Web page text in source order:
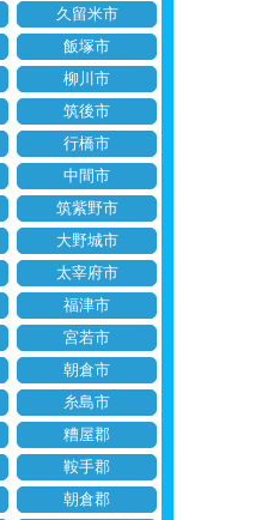
久留米市
飯塚市
柳川市
筑後市
行橋市
中間市
筑紫野市
大野城市
太宰府市
福津市
宮若市
朝倉市
糸島市
糟屋郡
鞍手郡
朝倉郡